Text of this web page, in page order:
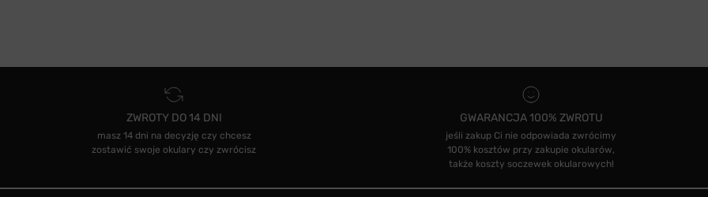
ZWROTY DO 14 DNI
masz 14 dni na decyzję czy chcesz
zostawić swoje okulary czy zwrócisz
GWARANCJA 100% ZWROTU
jeśli zakup Ci nie odpowiada zwrócimy
100% kosztów przy zakupie okularów,
także koszty soczewek okularowych!